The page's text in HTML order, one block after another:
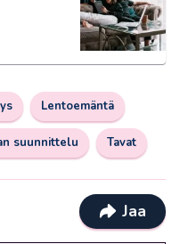
Lentoemäntä
suunnittelu Tavat
Jaa